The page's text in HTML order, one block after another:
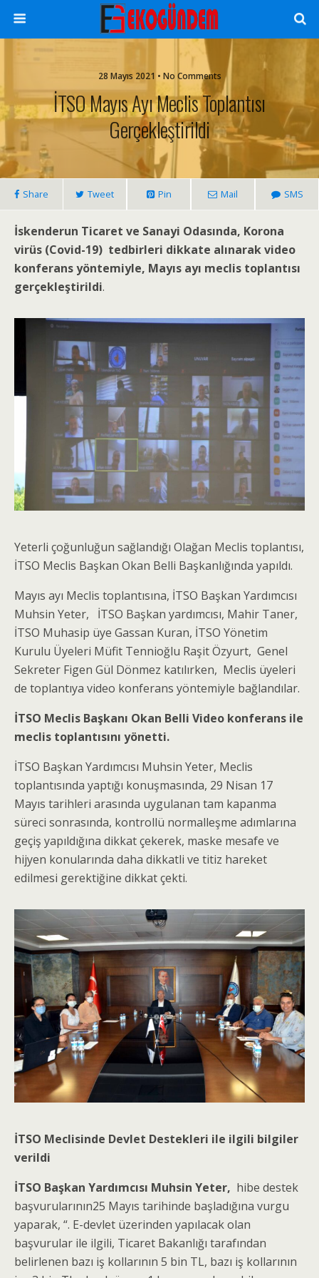
28 Mayıs 2021 • No Comments
İTSO Mayıs Ayı Meclis Toplantısı
Gerçekleştirildi
Share Tweet Pin Mail SMS
İskenderun Ticaret ve Sanayi Odasında, Korona
virüs (Covid-19) tedbirleri dikkate alınarak video
konferans yöntemiyle, Mayıs ayı meclis toplantısı
gerçekleştirildi.
Yeterli çoğunluğun sağlandığı Olağan Meclis toplantısı,
İTSO Meclis Başkan Okan Belli Başkanlığında yapıldı.
Mayıs ayı Meclis toplantısına, İTSO Başkan Yardımcısı
Muhsin Yeter, İTSO Başkan yardımcısı, Mahir Taner,
İTSO Muhasip üye Gassan Kuran, İTSO Yönetim
Kurulu Üyeleri Müfit Tennioğlu Raşit Özyurt, Genel
Sekreter Figen Gül Dönmez katılırken, Meclis üyeleri
de toplantıya video konferans yöntemiyle bağlandılar.
İTSO Meclis Başkanı Okan Belli Video konferans ile
meclis toplantısını yönetti.
İTSO Başkan Yardımcısı Muhsin Yeter, Meclis
toplantısında yaptığı konuşmasında, 29 Nisan 17
Mayıs tarihleri arasında uygulanan tam kapanma
süreci sonrasında, kontrollü normalleşme adımlarına
geçiş yapıldığına dikkat çekerek, maske mesafe ve
hijyen konularında daha dikkatli ve titiz hareket
edilmesi gerektiğine dikkat çekti.
İTSO Meclisinde Devlet Destekleri ile ilgili bilgiler
verildi
İTSO Başkan Yardımcısı Muhsin Yeter, hibe destek
başvurularının25 Mayıs tarihinde başladığına vurgu
yaparak, “. E-devlet üzerinden yapılacak olan
başvurular ile ilgili, Ticaret Bakanlığı tarafından
belirlenen bazı iş kollarının 5 bin TL, bazı iş kollarının